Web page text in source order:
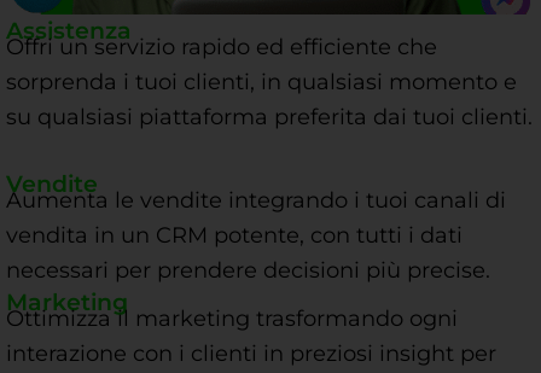
Assistenza
Offri un servizio rapido ed efficiente che
sorprenda i tuoi clienti, in qualsiasi momento e
su qualsiasi piattaforma preferita dai tuoi clienti.
Vendite
Aumenta le vendite integrando i tuoi canali di
vendita in un CRM potente, con tutti i dati
necessari per prendere decisioni più precise.
Marketing
Ottimizza il marketing trasformando ogni
interazione con i clienti in preziosi insight per